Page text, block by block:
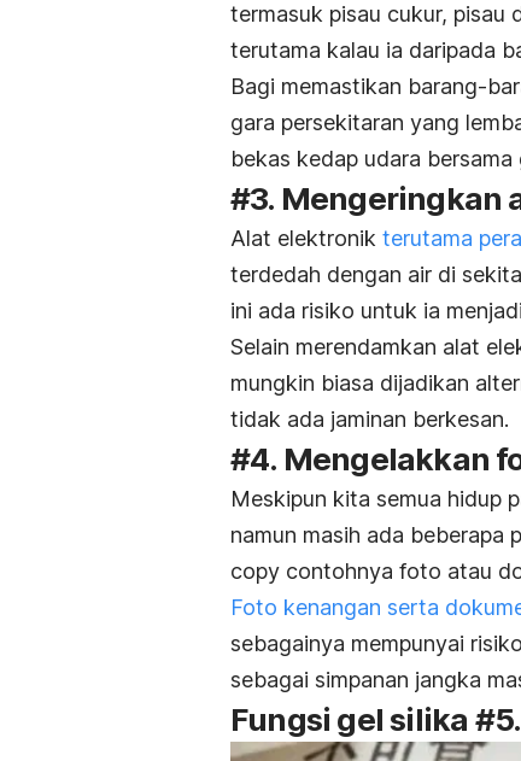
termasuk pisau cukur, pisau
terutama kalau ia daripada
Bagi memastikan barang-
gara persekitaran yang
bekas kedap udara bersama
#3. Mengeringkan
Alat elektronik terutama
terdedah dengan air di
ini ada risiko untuk ia
Selain merendamkan alat
mungkin biasa dijadikan
tidak ada jaminan berkesan.
#4. Mengelakkan
Meskipun kita semua hidup
namun masih ada beberapa
copy contohnya foto atau
Foto kenangan serta
sebagainya mempunyai
sebagai simpanan jangka
Fungsi gel silika